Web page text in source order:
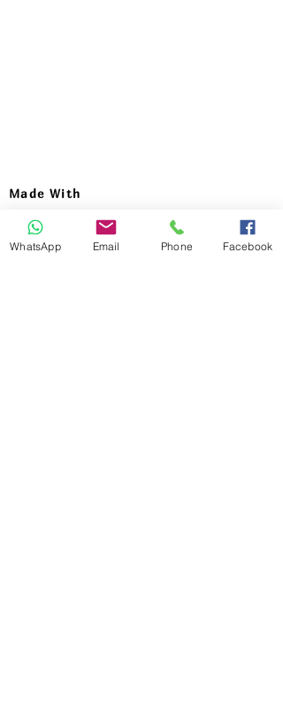
Made With
Head Office :
Address : 99 Emtedad El-Aml buildings,
autostroad Rd, Maadi, Cairo , Egypt
WhatsApp Email Phone Facebook